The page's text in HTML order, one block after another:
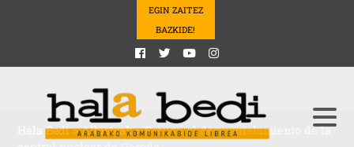
EGIN ZAITEZ
BAZKIDE!
Hala Bedi>Albisteak>Frenan el desmantelamiento de la